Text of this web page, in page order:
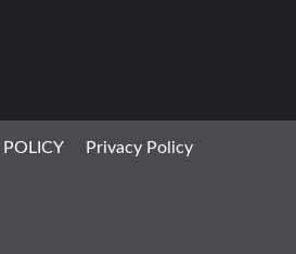
POLICY Privacy Policy